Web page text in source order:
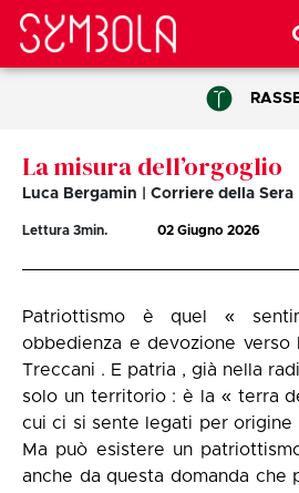
La misura dell’orgoglio
Luca Bergamin | Corriere della Sera
Lettura 3min. 02 Giugno 2026
Patriottismo è quel «
obbedienza e devozione
Treccani . E patria , già nella
solo un territorio : è la « terra
cui ci si sente legati per origine
Ma può esistere un
anche da questa domanda che